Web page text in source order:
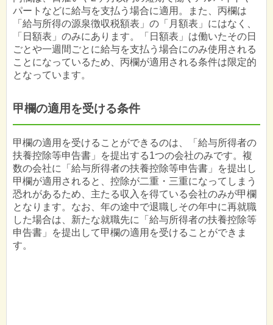
パートなどに給与を支払う場合に適用。また、丙欄は
「給与所得の源泉徴収税額表」の「月額表」にはなく、
「日額表」のみにあります。「日額表」は働いたその日
ごとや一週間ごとに給与を支払う場合にのみ使用される
ことになっているため、丙欄が適用される条件は限定的
となっています。
甲欄の適用を受ける条件
甲欄の適用を受けることができるのは、「給与所得者の
扶養控除等申告書」を提出する1つの会社のみです。複
数の会社に「給与所得者の扶養控除等申告書」を提出し
甲欄が適用されると、控除が二重・三重になってしまう
恐れがあるため、主たる収入を得ている会社のみが甲欄
となります。なお、年の途中で退職しその年中に再就職
した場合は、新たな就職先に「給与所得者の扶養控除等
申告書」を提出して甲欄の適用を受けることができま
す。